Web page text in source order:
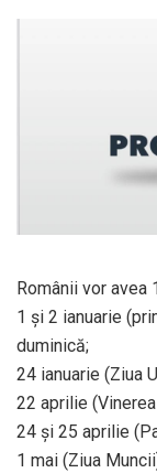
Românii vor
1 şi 2 ianuarie
duminică;
24 ianuarie (Ziua
22 aprilie
24 şi 25 aprilie
1 mai (Ziua